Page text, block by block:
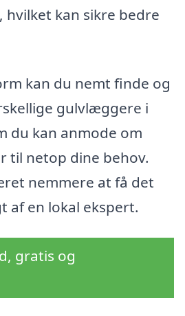
hvilket kan sikre bedre
kan du nemt finde og
gulvlæggere i
du kan anmode om
til netop dine behov.
nemmere at få det
af en lokal ekspert.
gratis og